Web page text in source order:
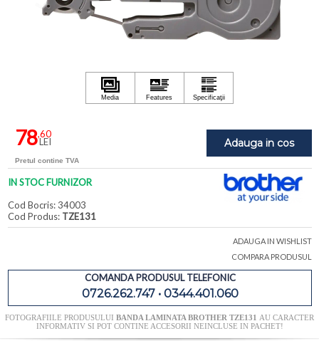
Adauga in cos
78,60
LEI
Pretul contine TVA
IN STOC FURNIZOR
Cod Bocris: 34003
Cod Produs: TZE131
ADAUGA IN WISHLIST
COMPARA PRODUSUL
COMANDA PRODUSUL TELEFONIC
0726.262.747 • 0344.401.060
FOTOGRAFIILE PRODUSULUI BANDA LAMINATA BROTHER TZE131 AU CARACTER
INFORMATIV SI POT CONTINE ACCESORII NEINCLUSE IN PACHET!